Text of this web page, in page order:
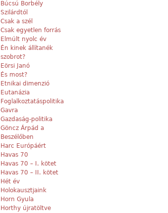
Búcsú Borbély
Szilárdtól
Csak a szél
Csak egyetlen forrás
Elmúlt nyolc év
Én kinek állítanék
szobrot?
Eörsi Janó
És most?
Etnikai dimenzió
Eutanázia
Foglalkoztatáspolitika
Gavra
Gazdaság-politika
Göncz Árpád a
Beszélőben
Harc Európáért
Havas 70
Havas 70 – I. kötet
Havas 70 – II. kötet
Hét év
Holokausztjaink
Horn Gyula
Horthy újratöltve